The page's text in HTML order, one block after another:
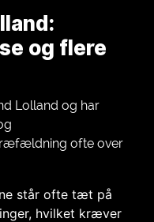
og flere
Lolland og har
ofte over
står ofte tæt på
hvilket kræver